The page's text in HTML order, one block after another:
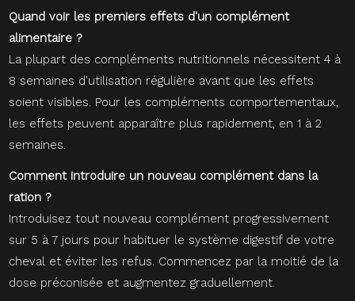
Quand voir les premiers effets d'un complément
alimentaire ?
La plupart des compléments nutritionnels nécessitent 4 à
8 semaines d'utilisation régulière avant que les effets
soient visibles. Pour les compléments comportementaux,
les effets peuvent apparaître plus rapidement, en 1 à 2
semaines.
Comment introduire un nouveau complément dans la
ration ?
Introduisez tout nouveau complément progressivement
sur 5 à 7 jours pour habituer le système digestif de votre
cheval et éviter les refus. Commencez par la moitié de la
dose préconisée et augmentez graduellement.